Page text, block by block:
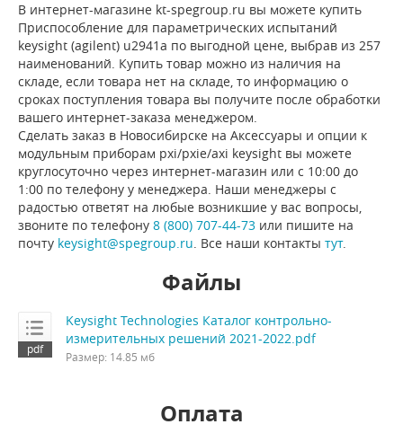
В интернет-магазине kt-spegroup.ru вы можете купить
Приспособление для параметрических испытаний
keysight (agilent) u2941a по выгодной цене, выбрав из 257
наименований. Купить товар можно из наличия на
складе, если товара нет на складе, то информацию о
сроках поступления товара вы получите после обработки
вашего интернет-заказа менеджером.
Сделать заказ в Новосибирске на Аксессуары и опции к
модульным приборам pxi/pxie/axi keysight вы можете
круглосуточно через интернет-магазин или с 10:00 до
1:00 по телефону у менеджера. Наши менеджеры с
радостью ответят на любые возникшие у вас вопросы,
звоните по телефону 8 (800) 707-44-73 или пишите на
почту keysight@spegroup.ru. Все наши контакты тут.
Файлы
Keysight Technologies Каталог контрольно-
измерительных решений 2021-2022.pdf
Размер: 14.85 мб
Оплата